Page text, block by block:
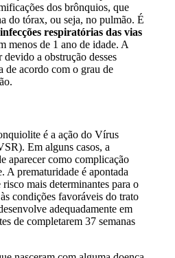
dos brônquios, que
do tórax, ou seja, no pulmão. É
infecções respiratórias das vias
menos de 1 ano de idade. A
a obstrução desses
de acordo com o grau de
é a ação do Vírus
Em alguns casos, a
aparecer como complicação
A prematuridade é apontada
mais determinantes para o
condições favoráveis do trato
adequadamente em
de completarem 37 semanas